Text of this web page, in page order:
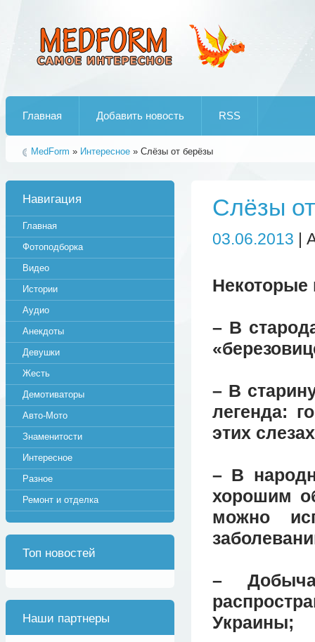
Главная Добавить новость RSS
MedForm » Интересное » Слёзы от берёзы
Слёзы
03.06.2013 |
Некоторые
– В
– В
легенда:
этих
– В
хорошим
можно
–
Украины;
Навигация
Главная
Фотоподборка
Видео
Истории
Аудио
Анекдоты
Девушки
Жесть
Демотиваторы
Авто-Мото
Знаменитости
Интересное
Разное
Ремонт и отделка
Топ новостей
Наши партнеры